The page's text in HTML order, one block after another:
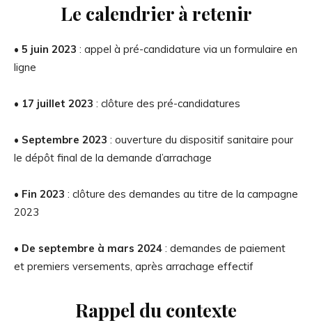
Le calendrier à retenir
• 5 juin 2023 : appel à pré-candidature via un formulaire en
ligne
• 17 juillet 2023 : clôture des pré-candidatures
• Septembre 2023 : ouverture du dispositif sanitaire pour
le dépôt final de la demande d’arrachage
• Fin 2023 : clôture des demandes au titre de la campagne
2023
• De septembre à mars 2024 : demandes de paiement
et premiers versements, après arrachage effectif
Rappel du contexte